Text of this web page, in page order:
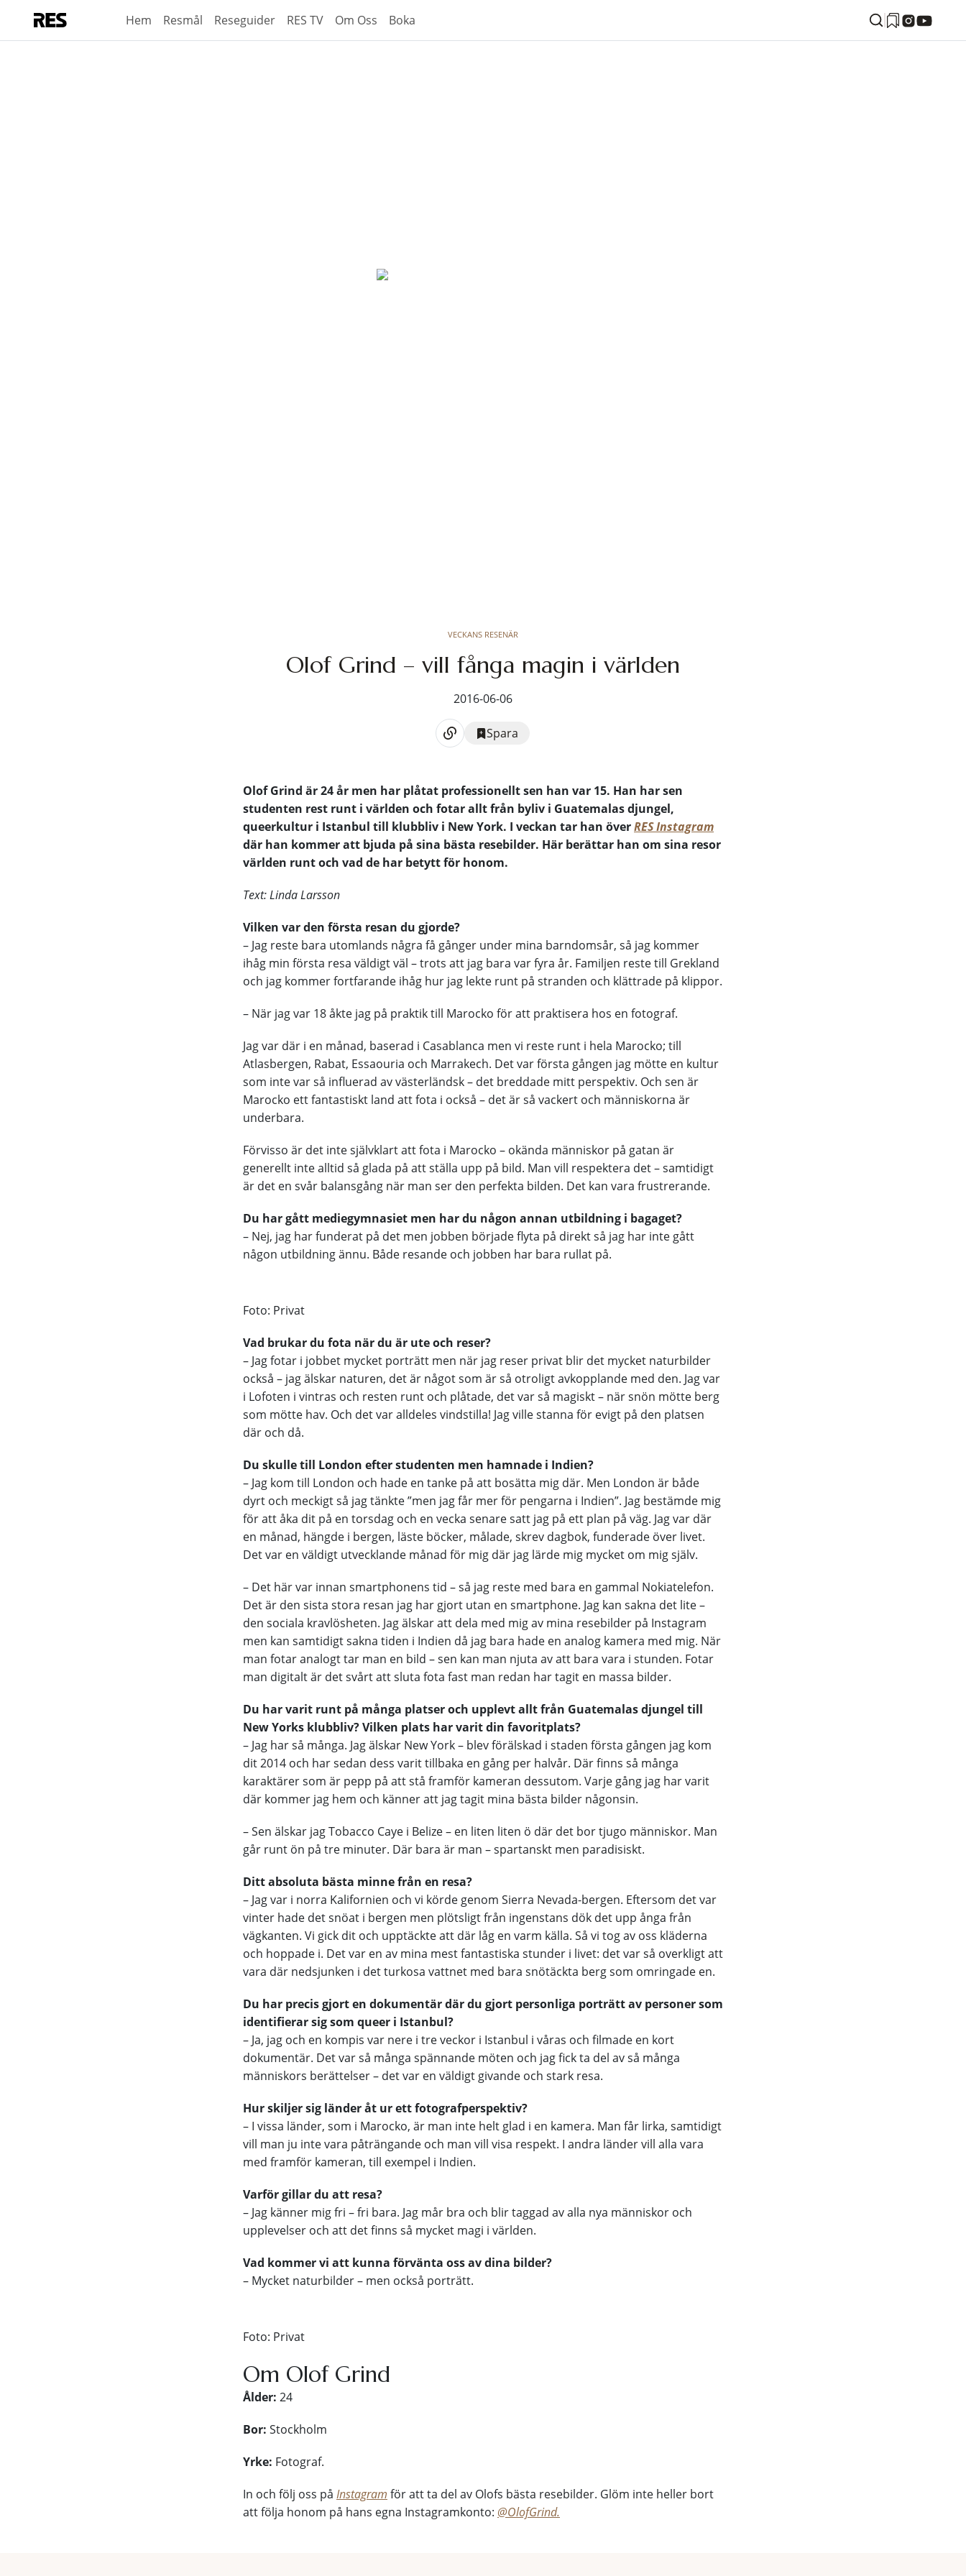
Hem Resmål Reseguider RES TV Om Oss Boka
VECKANS RESENÄR
Olof Grind – vill fånga magin i världen
2016-06-06
Spara
Olof Grind är 24 år men har plåtat professionellt sen han var 15. Han har sen
studenten rest runt i världen och fotar allt från byliv i Guatemalas djungel,
queerkultur i Istanbul till klubbliv i New York. I veckan tar han överRES Instagram
där han kommer att bjuda på sina bästa resebilder. Här berättar han om sina resor
världen runt och vad de har betytt för honom.
Text: Linda Larsson
Vilken var den första resan du gjorde?
– Jag reste bara utomlands några få gånger under mina barndomsår, så jag kommer
ihåg min första resa väldigt väl – trots att jag bara var fyra år. Familjen reste till Grekland
och jag kommer fortfarande ihåg hur jag lekte runt på stranden och klättrade på klippor.
– När jag var 18 åkte jag på praktik till Marocko för att praktisera hos en fotograf.
Jag var där i en månad, baserad i Casablanca men vi reste runt i hela Marocko; till
Atlasbergen, Rabat, Essaouria och Marrakech. Det var första gången jag mötte en kultur
som inte var så influerad av västerländsk – det breddade mitt perspektiv. Och sen är
Marocko ett fantastiskt land att fota i också – det är så vackert och människorna är
underbara.
Förvisso är det inte självklart att fota i Marocko – okända människor på gatan är
generellt inte alltid så glada på att ställa upp på bild. Man vill respektera det – samtidigt
är det en svår balansgång när man ser den perfekta bilden. Det kan vara frustrerande.
Du har gått mediegymnasiet men har du någon annan utbildning i bagaget?
– Nej, jag har funderat på det men jobben började flyta på direkt så jag har inte gått
någon utbildning ännu. Både resande och jobben har bara rullat på.
Foto: Privat
Vad brukar du fota när du är ute och reser?
– Jag fotar i jobbet mycket porträtt men när jag reser privat blir det mycket naturbilder
också – jag älskar naturen, det är något som är så otroligt avkopplande med den. Jag var
i Lofoten i vintras och resten runt och plåtade, det var så magiskt – när snön mötte berg
som mötte hav. Och det var alldeles vindstilla! Jag ville stanna för evigt på den platsen
där och då.
Du skulle till London efter studenten men hamnade i Indien?
– Jag kom till London och hade en tanke på att bosätta mig där. Men London är både
dyrt och meckigt så jag tänkte ”men jag får mer för pengarna i Indien”. Jag bestämde mig
för att åka dit på en torsdag och en vecka senare satt jag på ett plan på väg. Jag var där
en månad, hängde i bergen, läste böcker, målade, skrev dagbok, funderade över livet.
Det var en väldigt utvecklande månad för mig där jag lärde mig mycket om mig själv.
– Det här var innan smartphonens tid – så jag reste med bara en gammal Nokiatelefon.
Det är den sista stora resan jag har gjort utan en smartphone. Jag kan sakna det lite –
den sociala kravlösheten. Jag älskar att dela med mig av mina resebilder på Instagram
men kan samtidigt sakna tiden i Indien då jag bara hade en analog kamera med mig. När
man fotar analogt tar man en bild – sen kan man njuta av att bara vara i stunden. Fotar
man digitalt är det svårt att sluta fota fast man redan har tagit en massa bilder.
Du har varit runt på många platser och upplevt allt från Guatemalas djungel till
New Yorks klubbliv? Vilken plats har varit din favoritplats?
– Jag har så många. Jag älskar New York – blev förälskad i staden första gången jag kom
dit 2014 och har sedan dess varit tillbaka en gång per halvår. Där finns så många
karaktärer som är pepp på att stå framför kameran dessutom. Varje gång jag har varit
där kommer jag hem och känner att jag tagit mina bästa bilder någonsin.
– Sen älskar jag Tobacco Caye i Belize – en liten liten ö där det bor tjugo människor. Man
går runt ön på tre minuter. Där bara är man – spartanskt men paradisiskt.
Ditt absoluta bästa minne från en resa?
– Jag var i norra Kalifornien och vi körde genom Sierra Nevada-bergen. Eftersom det var
vinter hade det snöat i bergen men plötsligt från ingenstans dök det upp ånga från
vägkanten. Vi gick dit och upptäckte att där låg en varm källa. Så vi tog av oss kläderna
och hoppade i. Det var en av mina mest fantastiska stunder i livet: det var så overkligt att
vara där nedsjunken i det turkosa vattnet med bara snötäckta berg som omringade en.
Du har precis gjort en dokumentär där du gjort personliga porträtt av personer som
identifierar sig som queer i Istanbul?
– Ja, jag och en kompis var nere i tre veckor i Istanbul i våras och filmade en kort
dokumentär. Det var så många spännande möten och jag fick ta del av så många
människors berättelser – det var en väldigt givande och stark resa.
Hur skiljer sig länder åt ur ett fotografperspektiv?
– I vissa länder, som i Marocko, är man inte helt glad i en kamera. Man får lirka, samtidigt
vill man ju inte vara påträngande och man vill visa respekt. I andra länder vill alla vara
med framför kameran, till exempel i Indien.
Varför gillar du att resa?
– Jag känner mig fri – fri bara. Jag mår bra och blir taggad av alla nya människor och
upplevelser och att det finns så mycket magi i världen.
Vad kommer vi att kunna förvänta oss av dina bilder?
– Mycket naturbilder – men också porträtt.
Foto: Privat
Om Olof Grind
Ålder: 24
Bor: Stockholm
Yrke: Fotograf.
In och följ oss på Instagram för att ta del av Olofs bästa resebilder. Glöm inte heller bort
att följa honom på hans egna Instagramkonto: @OlofGrind.